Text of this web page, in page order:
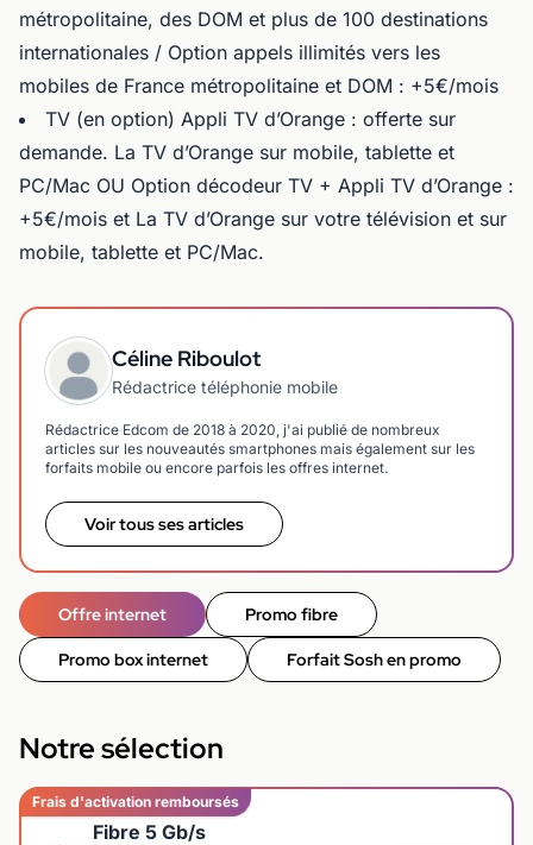
métropolitaine, des DOM et plus de 100 destinations
internationales / Option appels illimités vers les
mobiles de France métropolitaine et DOM : +5€/mois
TV (en option) Appli TV d’Orange : offerte sur
demande. La TV d’Orange sur mobile, tablette et
PC/Mac OU Option décodeur TV + Appli TV d’Orange :
+5€/mois et La TV d’Orange sur votre télévision et sur
mobile, tablette et PC/Mac.
Céline Riboulot
Rédactrice téléphonie mobile
Rédactrice Edcom de 2018 à 2020, j'ai publié de nombreux
articles sur les nouveautés smartphones mais également sur les
forfaits mobile ou encore parfois les offres internet.
Voir tous ses articles
Offre internet Promo fibre
Promo box internet Forfait Sosh en promo
Notre sélection
Frais d'activation remboursés
Fibre 5 Gb/s